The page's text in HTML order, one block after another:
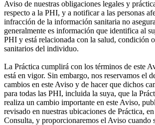
Aviso de nuestras obligaciones legales y
respecto a la PHI, y a notificar a las personas
infracción de la información sanitaria no
generalmente es información que identifica al
PHI y está relacionada con la salud, condición
sanitarios del individuo.
La Práctica cumplirá con los términos de este
está en vigor. Sin embargo, nos reservamos el
cambios en este Aviso y de hacer que dichos
para todas las PHI, incluida la suya, que la
realiza un cambio importante en este Aviso,
revisado en nuestras ubicaciones de Práctica,
Consulta, y proporcionaremos el Aviso cuando